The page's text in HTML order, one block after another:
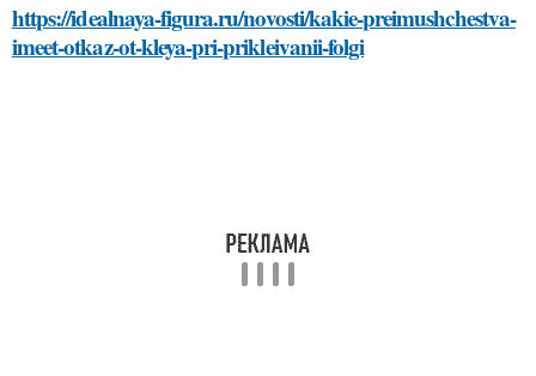
https://idealnaya-figura.ru/novosti/kakie-preimushchestva-
imeet-otkaz-ot-kleya-pri-prikleivanii-folgi